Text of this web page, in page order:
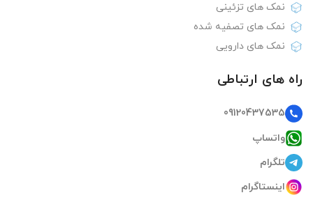
نمک های تزئینی
نمک های تصفیه شده
نمک های دارویی
راه های ارتباطی
09120437535
واتساپ
تلگرام
اینستاگرام